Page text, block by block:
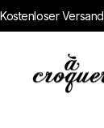
Kostenloser
à croquer